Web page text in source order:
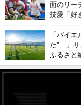
面のリー
技愛「好
「バイ
た”…」サ
ふるさと